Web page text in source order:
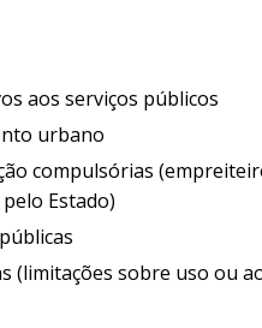
aos serviços públicos
urbano
compulsórias
Estado)
(limitações sobre uso ou